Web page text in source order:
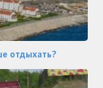
отдыхать?